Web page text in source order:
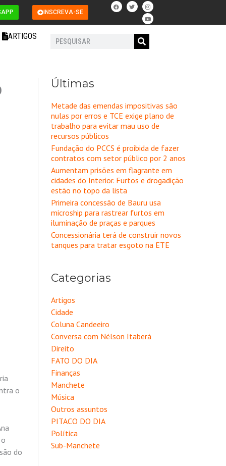
INSCREVA-SE
F
a
c
b
T
w
i
t
I
n
s
t
a
r
Y
o
u
t
u
e
ARTIGOS Pesquisar
o
do
Últimas
Metade das emendas impositivas são
nulas por erros e TCE exige plano de
trabalho para evitar mau uso de
recursos públicos
Fundação do PCCS é proibida de fazer
contratos com setor público por 2 anos
Aumentam prisões em flagrante em
cidades do Interior. Furtos e drogadição
estão no topo da lista
Primeira concessão de Bauru usa
microship para rastrear furtos em
iluminação de praças e parques
Concessionária terá de construir novos
tanques para tratar esgoto na ETE
Categorias
Artigos
Cidade
Coluna Candeeiro
Conversa com Nélson Itaberá
Direito
FATO DO DIA
Finanças
Manchete
Música
Outros assuntos
PITACO DO DIA
Política
Sub-Manchete